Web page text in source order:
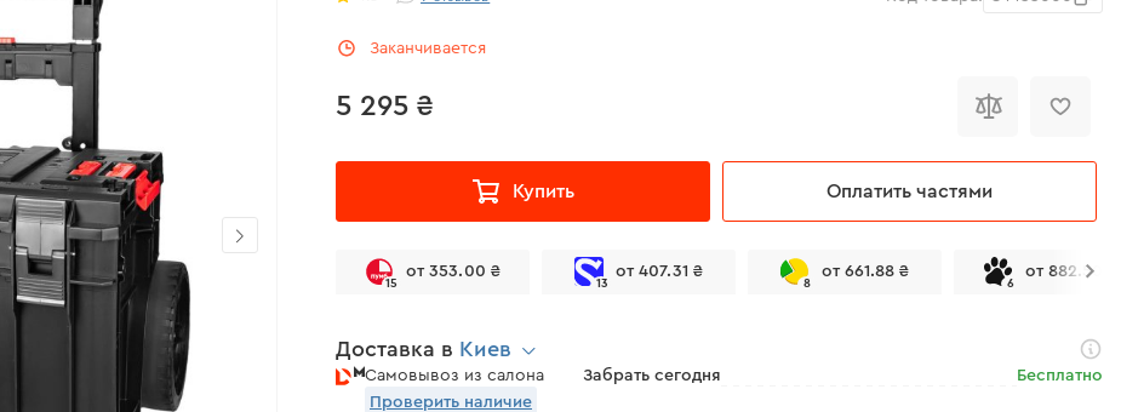
Заканчивается
5 295 ₴
Купить Оплатить частями
15
от 353.00 ₴
13
от 407.31 ₴
8
от 661.88 ₴
6
от 882.50 ₴
Доставка в Киев
Самовывоз из салона Забрать сегодня
Бесплатно
Проверить наличие